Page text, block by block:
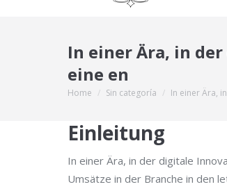
In einer Ära, in
eine en
You are here:
Home Sin categoría In einer Ära,
Einleitung
In einer Ära, in der digitale
Umsätze in der Branche in den